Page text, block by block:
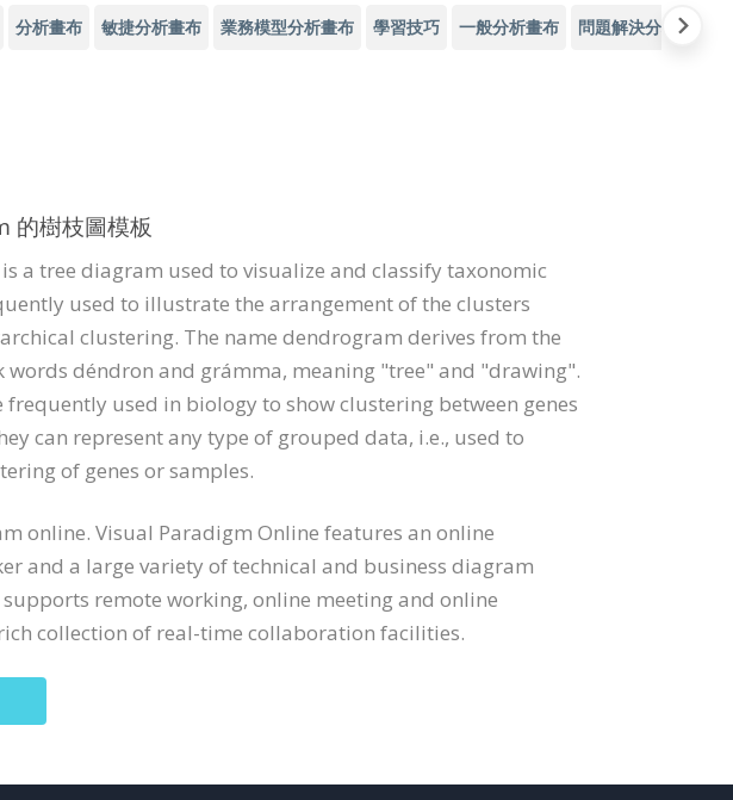
分析畫布 敏捷分析畫布 業務模型分析畫布 學習技巧 一般分析畫布 問題解決分析畫布
的樹枝圖模板
a tree diagram used to visualize and classify taxonomic
used to illustrate the arrangement of the clusters
clustering. The name dendrogram derives from the
words déndron and grámma, meaning "tree" and "drawing".
frequently used in biology to show clustering between genes
can represent any type of grouped data, i.e., used to
of genes or samples.
online. Visual Paradigm Online features an online
and a large variety of technical and business diagram
remote working, online meeting and online
collection of real-time collaboration facilities.